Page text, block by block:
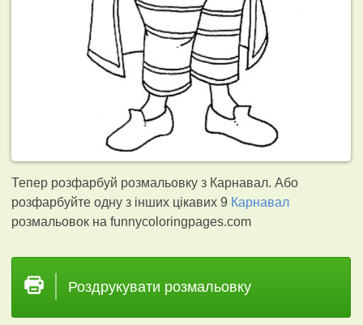
Тепер розфарбуй розмальовку з Карнавал. Або
розфарбуйте одну з інших цікавих 9 Карнавал
розмальовок на funnycoloringpages.com
Роздрукувати розмальовку